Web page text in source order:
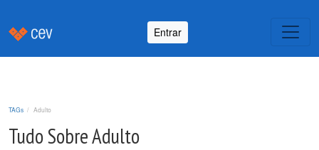
Entrar
TAGs Adulto
Tudo Sobre Adulto